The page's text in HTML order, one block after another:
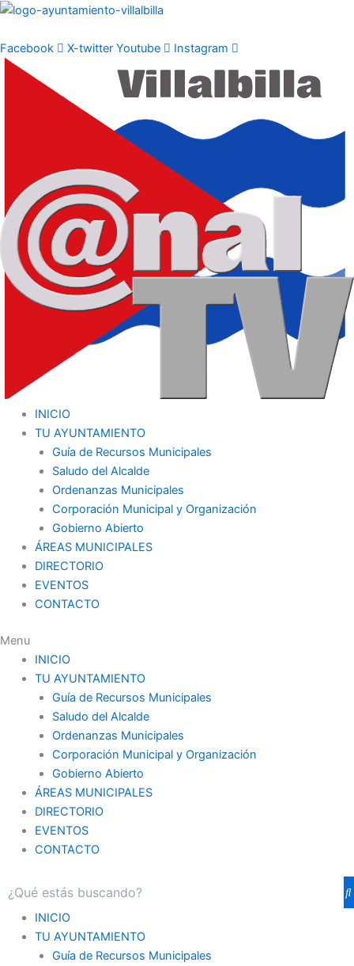
Ir
contenido
Facebook X-twitter Youtube Instagram
INICIO
TU AYUNTAMIENTO
Guía de Recursos Municipales
Saludo del Alcalde
Ordenanzas Municipales
Corporación Municipal y Organización
Gobierno Abierto
ÁREAS MUNICIPALES
DIRECTORIO
EVENTOS
CONTACTO
Menu
INICIO
TU AYUNTAMIENTO
Guía de Recursos Municipales
Saludo del Alcalde
Ordenanzas Municipales
Corporación Municipal y Organización
Gobierno Abierto
ÁREAS MUNICIPALES
DIRECTORIO
EVENTOS
CONTACTO
INICIO
TU AYUNTAMIENTO
Guía de Recursos Municipales